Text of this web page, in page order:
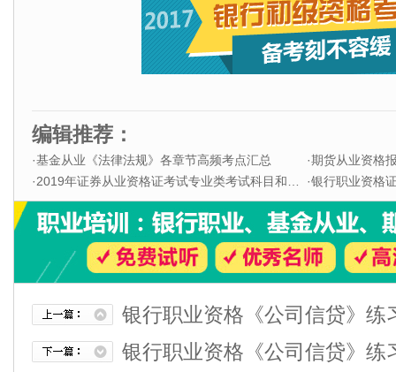
编辑推荐：
·基金从业《法律法规》各章节高频考点汇总 ·期货从业资格
·2019年证券从业资格证考试专业类考试科目和题型 ·银行职业资格证
银行职业资格《公司信贷》练
银行职业资格《公司信贷》练